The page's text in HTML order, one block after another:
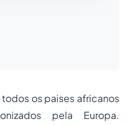
os paises africanos
pela Europa.